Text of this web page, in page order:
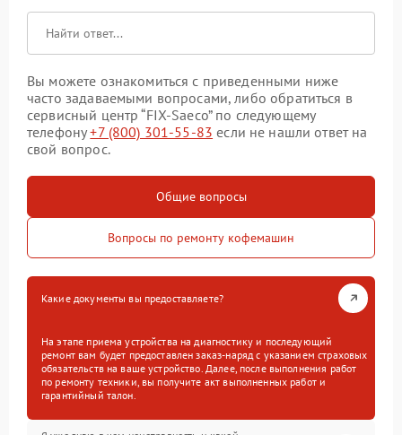
Вы можете ознакомиться с приведенными ниже
часто задаваемыми вопросами, либо обратиться в
сервисный центр “FIX-Saeco” по следующему
телефону+7 (800) 301-55-83 если не нашли ответ на
свой вопрос.
Общие вопросы
Вопросы по ремонту кофемашин
Какие документы вы предоставляете?
На этапе приема устройства на диагностику и последующий
ремонт вам будет предоставлен заказ-наряд с указанием страховых
обязательств на ваше устройство. Далее, после выполнения работ
по ремонту техники, вы получите акт выполненных работ и
гарантийный талон.